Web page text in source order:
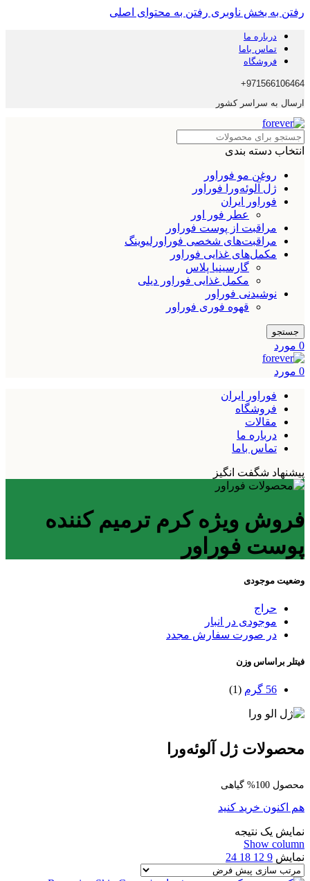
رفتن به بخش ناوبری رفتن به محتوای اصلی
درباره ما
تماس باما
فروشگاه
971566106464+
ارسال به سراسر کشور
انتخاب دسته بندی
روغن مو فوراور
ژل آلوئه‌ورا فوراور
فوراور ایران
عطر فور اور
مراقبت از پوست فوراور
مراقبت‌های شخصی فوراورلیوینگ
مکمل‌های غذایی فوراور
گارسینیا پلاس
مکمل غذایی فوراور دیلی
نوشیدنی فوراور
قهوه فوری فوراور
جستجو
0 مورد
0 مورد
فوراور ایران
فروشگاه
مقالات
درباره ما
تماس باما
پیشنهاد شگفت انگیز
فروش ویژه کرم ترمیم کننده
پوست فوراور
وضعیت موجودی
حراج
موجودی در انبار
در صورت سفارش مجدد
فیتلر براساس وزن
56 گرم (1)
محصولات ژل آلوئه‌ورا
محصول 100% گیاهی
هم اکنون خرید کنید
نمایش یک نتیجه
Show column
نمایش 9
12
18
24